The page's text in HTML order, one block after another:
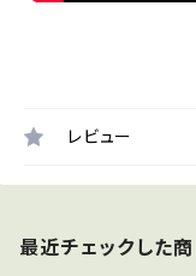
レビュー
最近チェックした